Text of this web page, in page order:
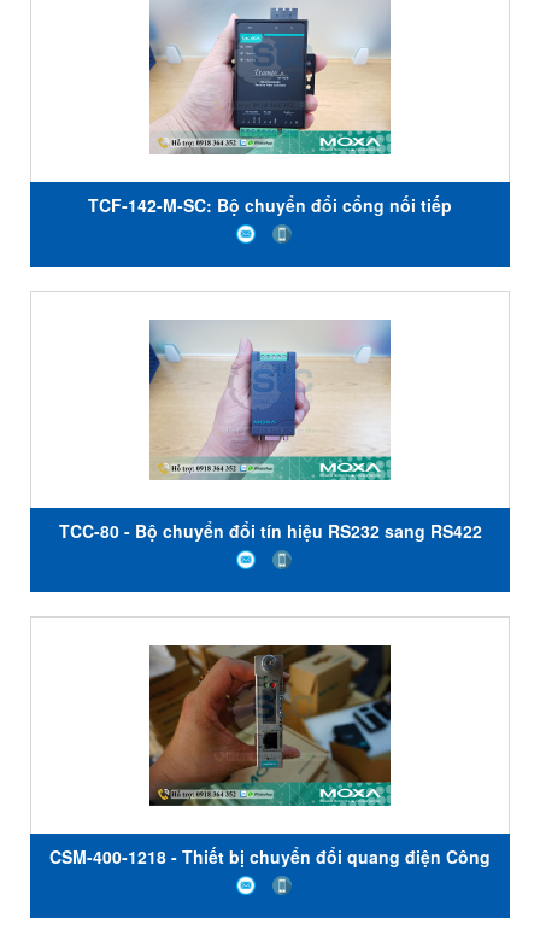
TCF-142-M-SC: Bộ chuyển đổi cổng nối tiếp
RS232/485/422 sang quang giá rẻ, Đại lý Moxa Việt
Nam
TCC-80 - Bộ chuyển đổi tín hiệu RS232 sang RS422
RS485 - Moxa Việt Nam
CSM-400-1218 - Thiết bị chuyển đổi quang điện Công
nghiệp - 10 / 100BaseT (X) sang 100BaseFX - Đầu nối
SC chế độ đơn Moxa Việt Nam